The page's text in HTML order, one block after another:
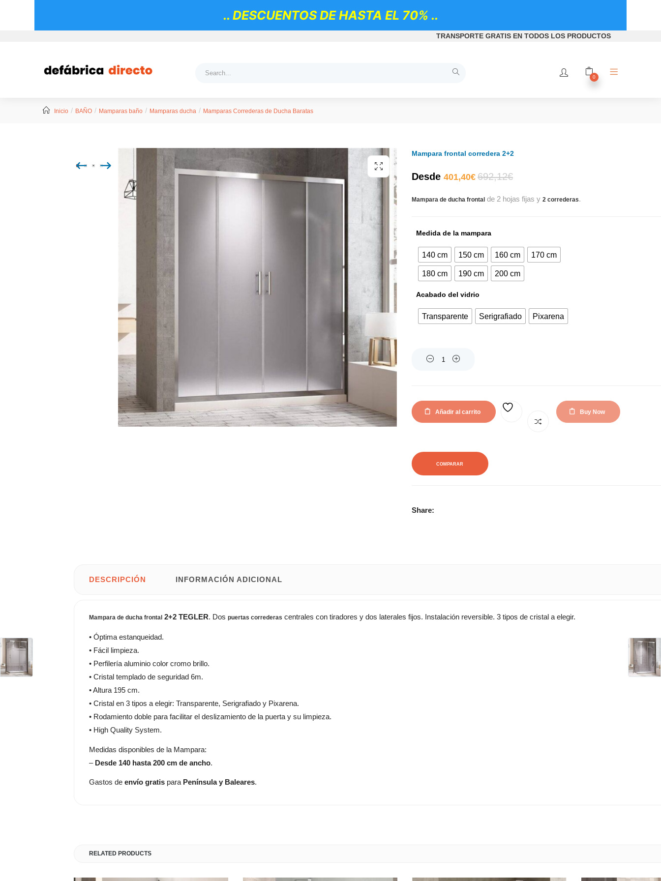
.. DESCUENTOS DE HASTA EL 70% ..
TRANSPORTE GRATIS EN TODOS LOS PRODUCTOS
0
Inicio BAÑO Mamparas baño Mamparas ducha Mamparas Correderas de Ducha Baratas
Mampara frontal corredera 2+2
Desde 401,40€El
precio
es:
401,40€.
692,12€El
precio
era:
692,12€.
Mampara de ducha frontal de 2 hojas fijas y 2 correderas.
Medida de la mampara
140 cm 150 cm 160 cm 170 cm
180 cm 190 cm 200 cm
Acabado del vidrio
Transparente Serigrafiado Pixarena
Quantity
Añadir al carrito Buy Now
COMPARAR
Share:
DESCRIPCIÓN INFORMACIÓN ADICIONAL
Mampara de ducha frontal 2+2 TEGLER. Dos puertas correderas centrales con tiradores y dos laterales fijos. Instalación reversible. 3 tipos de cristal a elegir.
• Óptima estanqueidad.
• Fácil limpieza.
• Perfilería aluminio color cromo brillo.
• Cristal templado de seguridad 6m.
• Altura 195 cm.
• Cristal en 3 tipos a elegir: Transparente, Serigrafiado y Pixarena.
• Rodamiento doble para facilitar el deslizamiento de la puerta y su limpieza.
• High Quality System.
Medidas disponibles de la Mampara:
–Desde 140 hasta 200 cm de ancho.
Gastos de envío gratis para Península y Baleares.
RELATED PRODUCTS